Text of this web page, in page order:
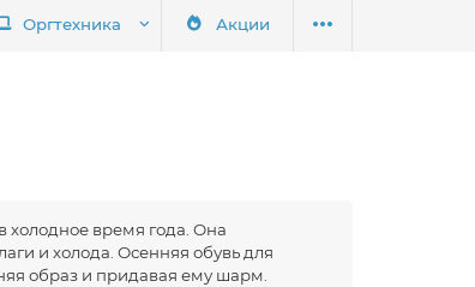
Оргтехника Акции
холодное время года. Она
и холода. Осенняя обувь для
образ и придавая ему шарм.